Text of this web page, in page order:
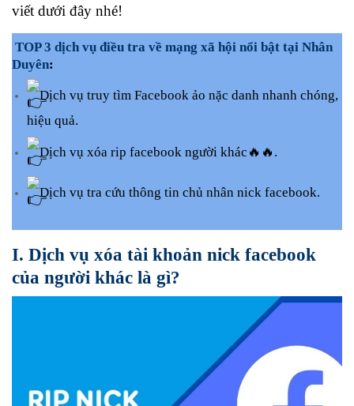
viết dưới đây nhé!
TOP 3 dịch vụ điều tra về mạng xã hội nổi bật tại Nhân
Duyên:
Dịch vụ truy tìm Facebook ảo nặc danh nhanh chóng,
hiệu quả.
Dịch vụ xóa rip facebook người khác🔥🔥.
Dịch vụ tra cứu thông tin chủ nhân nick facebook.
I. Dịch vụ xóa tài khoản nick facebook
của người khác là gì?